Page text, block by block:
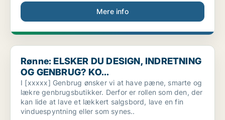
Mere info
Rønne: ELSKER DU DESIGN, INDRETNING OG GENBRUG? KO...
Rønne: ELSKER DU DESIGN, INDRETNING
OG GENBRUG? KO...
I [xxxxx] Genbrug ønsker vi at have pæne, smarte og
lækre genbrugsbutikker. Derfor er rollen som den, der
kan lide at lave et lækkert salgsbord, lave en fin
vinduespyntning eller som synes..